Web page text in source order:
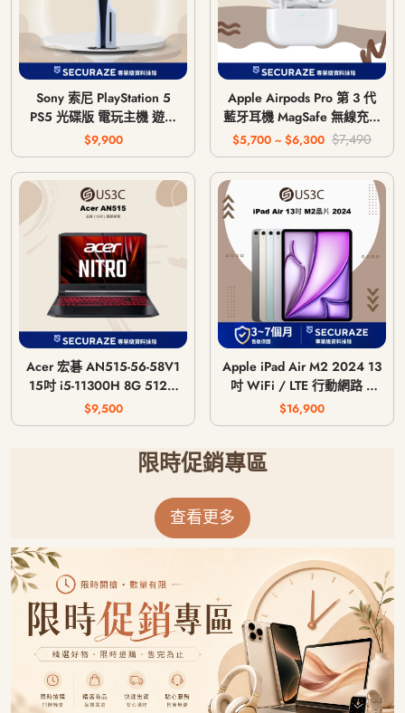
Sony 索尼 PlayStation 5
PS5 光碟版 電玩主機 遊戲
主機 CFI-1018A / CFI-
1118A / CFI-1218A
$9,900
Apple Airpods Pro 第 3 代
藍牙耳機 MagSafe 無線充電
版 USB-C
$5,700 ~ $6,300 $7,490
Acer 宏碁 AN515-56-58V1
15吋 i5-11300H 8G 512G
GTX 1650 4G
$9,500
Apple iPad Air M2 2024 13
吋 WiFi / LTE 行動網路 /
128G 256G 512G 1T
$16,900
限時促銷專區
查看更多